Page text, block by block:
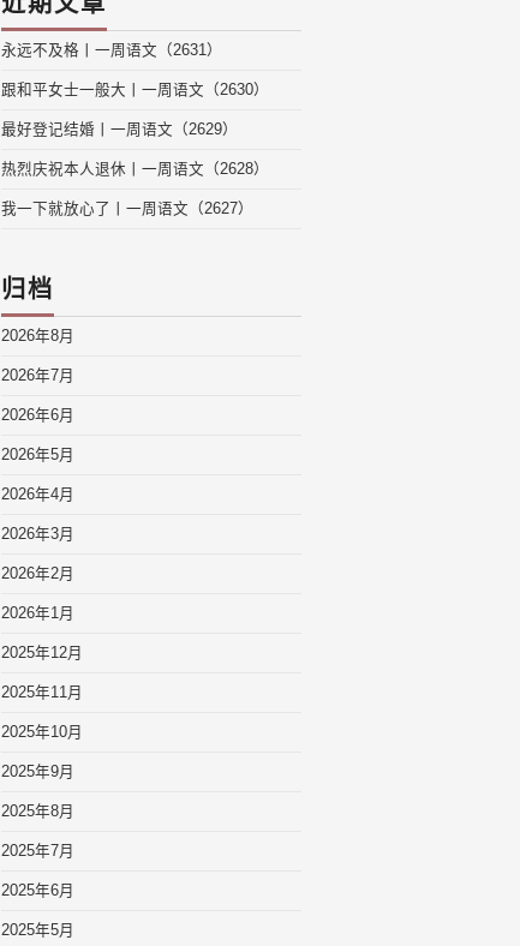
永远不及格丨一周语文（2631）
跟和平女士一般大丨一周语文（2630）
最好登记结婚丨一周语文（2629）
热烈庆祝本人退休丨一周语文（2628）
我一下就放心了丨一周语文（2627）
归档
2026年8月
2026年7月
2026年6月
2026年5月
2026年4月
2026年3月
2026年2月
2026年1月
2025年12月
2025年11月
2025年10月
2025年9月
2025年8月
2025年7月
2025年6月
2025年5月